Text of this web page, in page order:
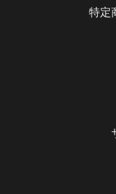
特定